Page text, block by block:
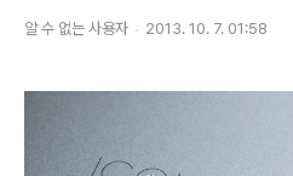
알 수 없는 사용자 2013. 10. 7. 01:58